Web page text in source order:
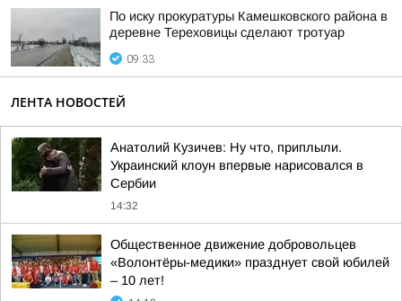
По иску прокуратуры Камешковского района в
деревне Тереховицы сделают тротуар
09:33
ЛЕНТА НОВОСТЕЙ
Анатолий Кузичев: Ну что, приплыли.
Украинский клоун впервые нарисовался в
Сербии
14:32
Общественное движение добровольцев
«Волонтёры-медики» празднует свой юбилей
– 10 лет!